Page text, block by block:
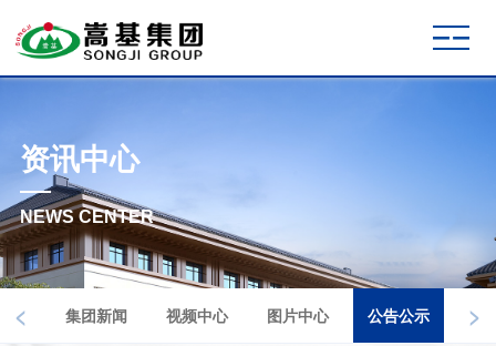
资讯中心
NEWS CENTER
集团新闻 视频中心 图片中心 公告公示
< >